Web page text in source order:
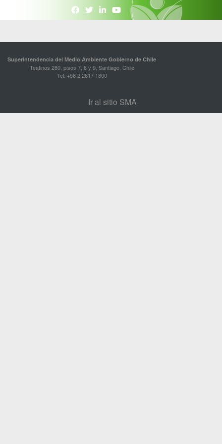
Superintendencia del Medio Ambiente Gobierno de Chile
Teatinos 280, pisos 7, 8 y 9, Santiago, Chile
Tel: +56 2 2617 1800
Ir al sitio SMA